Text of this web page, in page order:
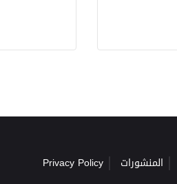
المنشورات Privacy Policy